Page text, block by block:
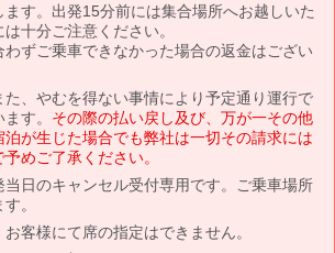
す。出発15分前には集合場所へお越しいた
十分ご注意ください。
ずご乗車できなかった場合の返金はござい
た、やむを得ない事情により予定通り運行で
す。 その際の払い戻し及び、万が一その他
が生じた場合でも弊社は一切その請求には
めご了承ください。
当日のキャンセル受付専用です。ご乗車場所
。
客様にて席の指定はできません。